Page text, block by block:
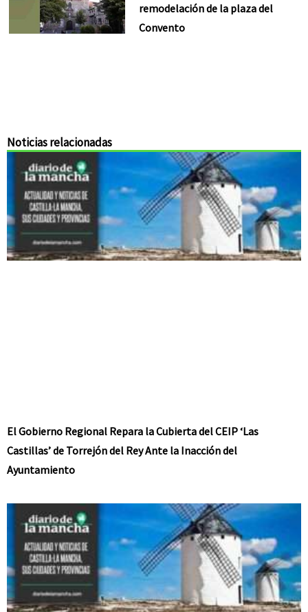
remodelación de la plaza del
Convento
Noticias relacionadas
El Gobierno Regional Repara la Cubierta del CEIP ‘Las
Castillas’ de Torrejón del Rey Ante la Inacción del
Ayuntamiento